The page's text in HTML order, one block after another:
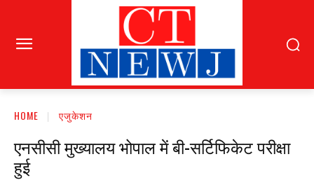
HOME एजुकेशन
एनसीसी मुख्यालय भोपाल में बी-सर्टिफिकेट परीक्षा
हुई